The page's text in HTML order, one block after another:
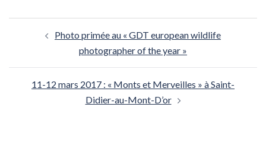
d’article
Photo primée au « GDT european wildlife
photographer of the year »
11-12 mars 2017 : « Monts et Merveilles » à Saint-
Didier-au-Mont-D’or